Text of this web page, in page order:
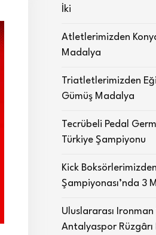
İki
Atletlerimizden
Madalya
Triatletlerimizden
Gümüş Madalya
Tecrübeli Pedal
Türkiye Şampiyonu
Kick
Şampiyonası’nda 3
Uluslararası Ironman
Antalyaspor Rüzgârı